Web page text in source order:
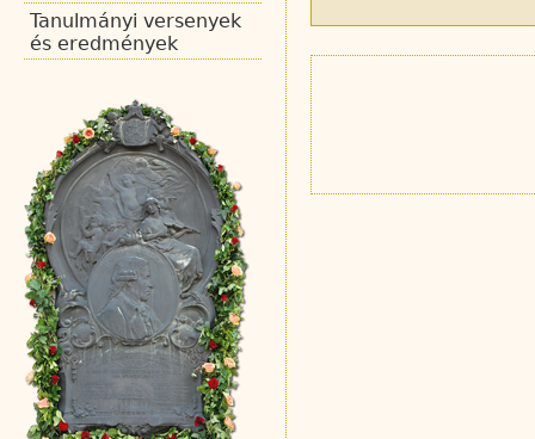
Tanulmányi versenyek
és eredmények